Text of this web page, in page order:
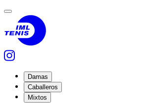
Damas
Caballeros
Mixtos